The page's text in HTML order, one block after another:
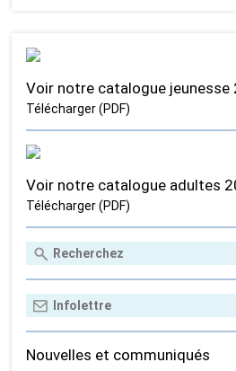
Voir notre catalogue jeunesse
Télécharger (PDF)
Voir notre catalogue adultes
Télécharger (PDF)
Nouvelles et communiqués